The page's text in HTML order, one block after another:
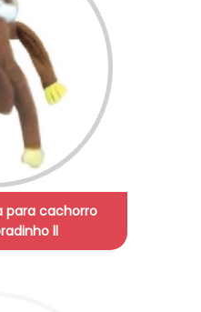
para cachorro
ll